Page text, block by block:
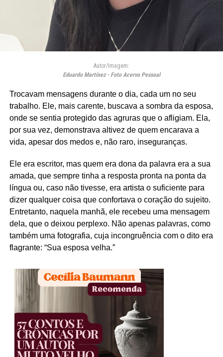
Autor/Imagem:
Eduardo Martínez - Foto Acervo Pessoal
Trocavam mensagens durante o dia, cada um no seu
trabalho. Ele, mais carente, buscava a sombra da esposa,
onde se sentia protegido das agruras que o afligiam. Ela,
por sua vez, demonstrava altivez de quem encarava a
vida, apesar dos medos e, não raro, inseguranças.
Ele era escritor, mas quem era dona da palavra era a sua
amada, que sempre tinha a resposta pronta na ponta da
língua ou, caso não tivesse, era artista o suficiente para
dizer qualquer coisa que confortava o coração do sujeito.
Entretanto, naquela manhã, ele recebeu uma mensagem
dela, que o deixou perplexo. Não apenas palavras, como
também uma fotografia, cuja incongruência com o dito era
flagrante: “Sua esposa velha.”